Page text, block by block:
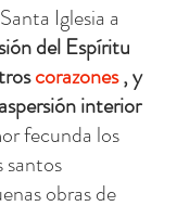
Iglesia a
del Espíritu
corazones , y
interior
fecunda los
santos
obras de